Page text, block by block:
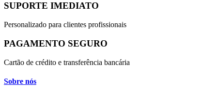
SUPORTE IMEDIATO
Personalizado para clientes profissionais
PAGAMENTO SEGURO
Cartão de crédito e transferência bancária
Sobre nós